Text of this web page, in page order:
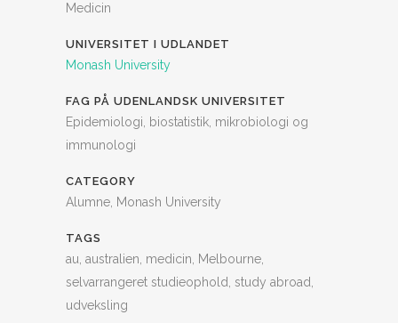
Medicin
UNIVERSITET I UDLANDET
Monash University
FAG PÅ UDENLANDSK UNIVERSITET
Epidemiologi, biostatistik, mikrobiologi og
immunologi
CATEGORY
Alumne, Monash University
TAGS
au, australien, medicin, Melbourne,
selvarrangeret studieophold, study abroad,
udveksling